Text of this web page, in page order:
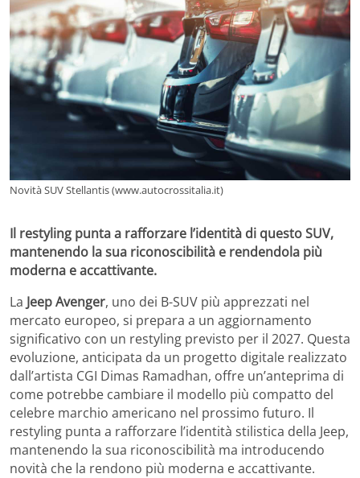
Novità SUV Stellantis (www.autocrossitalia.it)
Il restyling punta a rafforzare l’identità di questo SUV,
mantenendo la sua riconoscibilità e rendendola più
moderna e accattivante.
La Jeep Avenger, uno dei B-SUV più apprezzati nel
mercato europeo, si prepara a un aggiornamento
significativo con un restyling previsto per il 2027. Questa
evoluzione, anticipata da un progetto digitale realizzato
dall’artista CGI Dimas Ramadhan, offre un’anteprima di
come potrebbe cambiare il modello più compatto del
celebre marchio americano nel prossimo futuro. Il
restyling punta a rafforzare l’identità stilistica della Jeep,
mantenendo la sua riconoscibilità ma introducendo
novità che la rendono più moderna e accattivante.